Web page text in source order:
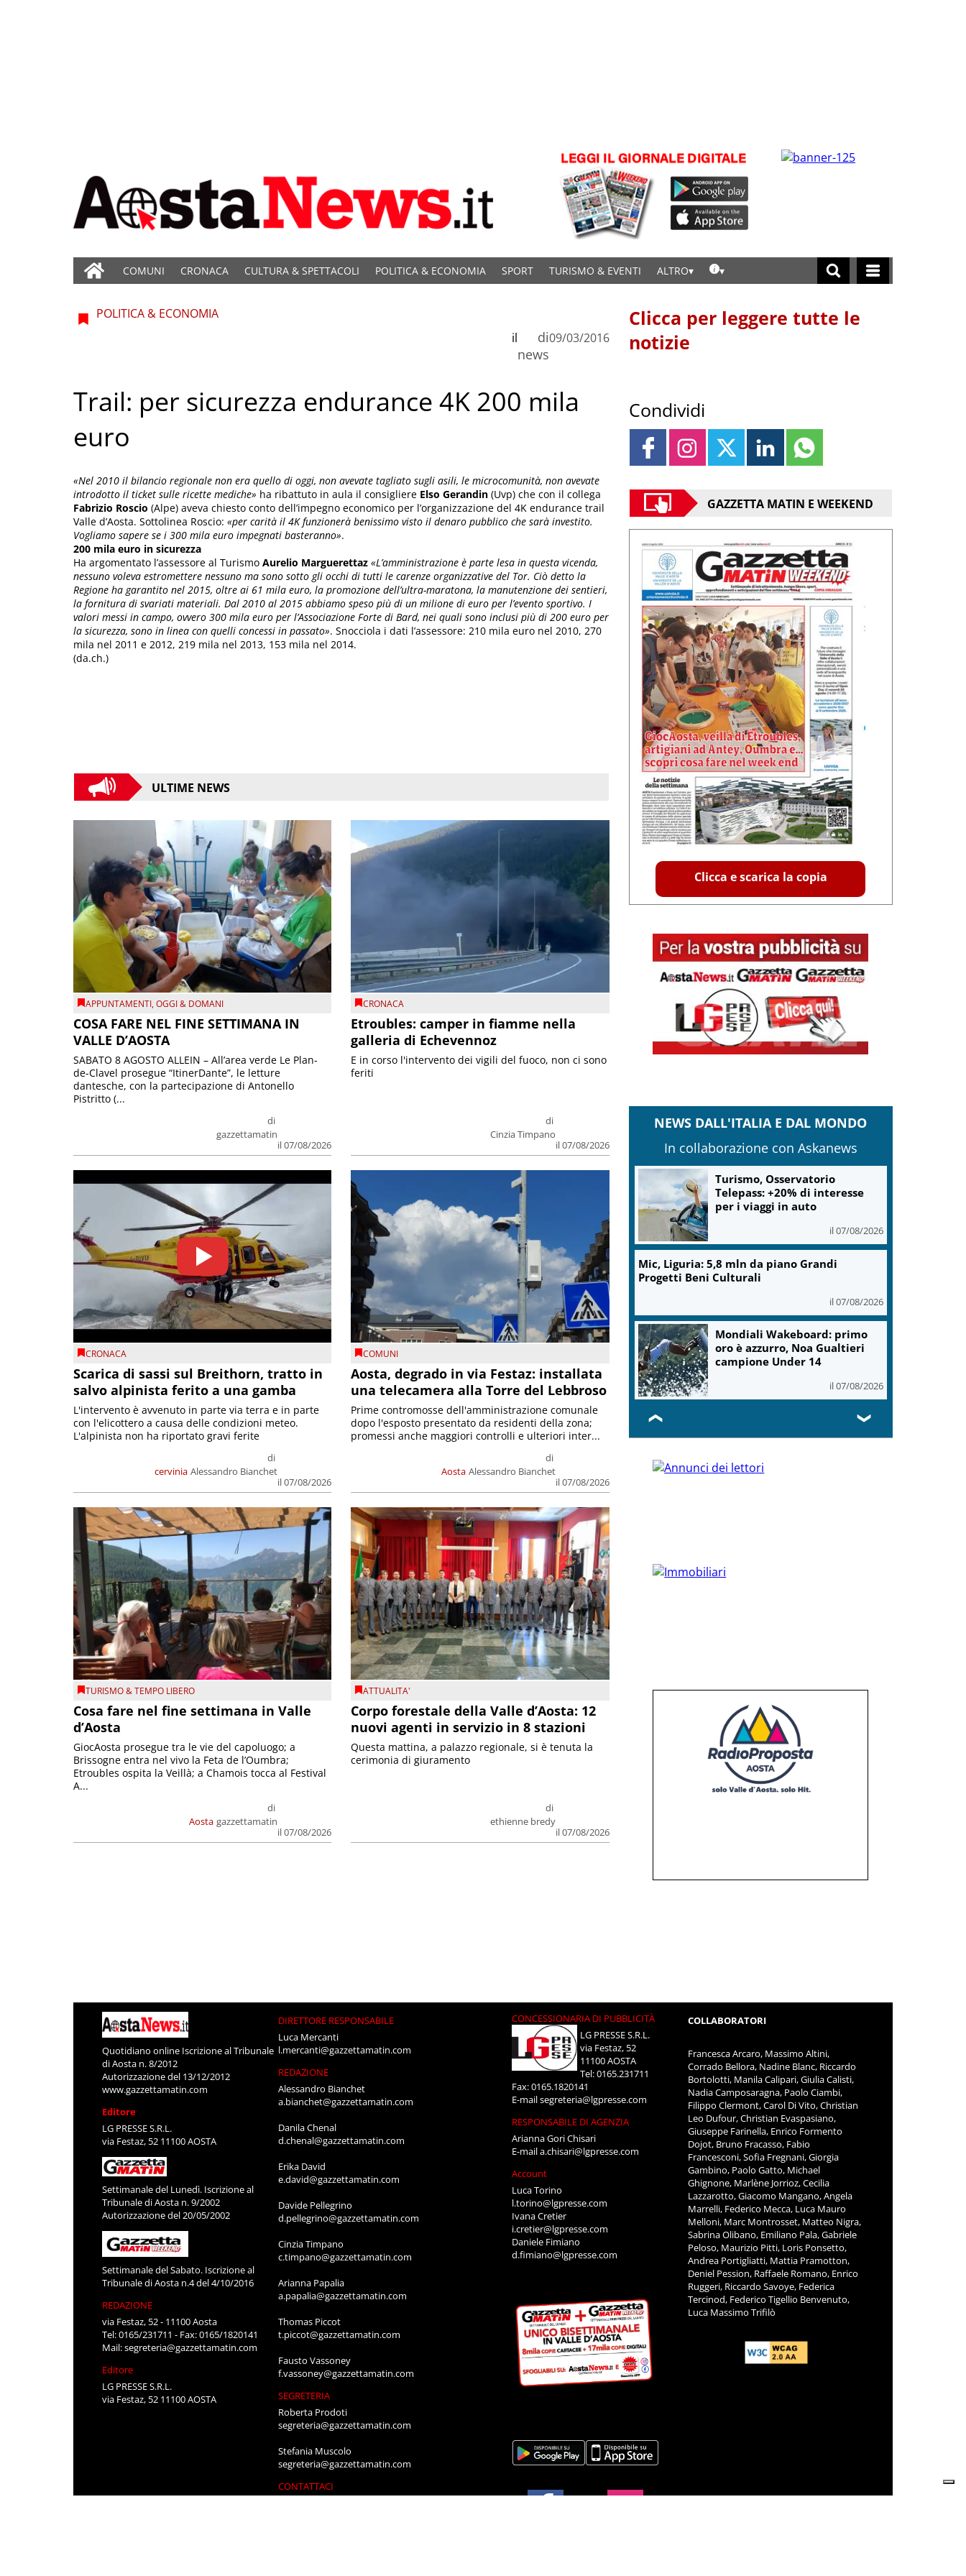
COMUNI CRONACA CULTURA & SPETTACOLI POLITICA & ECONOMIA SPORT TURISMO & EVENTI ALTRO
POLITICA & ECONOMIA
di
news
il 09/03/2016
Trail: per sicurezza endurance 4K 200 mila
euro
«Nel 2010 il bilancio regionale non era quello di oggi, non avevate tagliato sugli asili, le microcomunità, non avevate
introdotto il ticket sulle ricette mediche» ha ribattuto in aula il consigliere Elso Gerandin (Uvp) che con il collega
Fabrizio Roscio (Alpe) aveva chiesto conto dell’impegno economico per l’organizzazione del 4K endurance trail
Valle d’Aosta. Sottolinea Roscio: «per carità il 4K funzionerà benissimo visto il denaro pubblico che sarà investito.
Vogliamo sapere se i 300 mila euro impegnati basteranno».
200 mila euro in sicurezza
Ha argomentato l’assessore al Turismo Aurelio Marguerettaz «L’amministrazione è parte lesa in questa vicenda,
nessuno voleva estromettere nessuno ma sono sotto gli occhi di tutti le carenze organizzative del Tor. Ciò detto la
Regione ha garantito nel 2015, oltre ai 61 mila euro, la promozione dell’ultra-maratona, la manutenzione dei sentieri,
la fornitura di svariati materiali. Dal 2010 al 2015 abbiamo speso più di un milione di euro per l’evento sportivo. I
valori messi in campo, ovvero 300 mila euro per l’Associazione Forte di Bard, nei quali sono inclusi più di 200 euro per
la sicurezza, sono in linea con quelli concessi in passato». Snocciola i dati l’assessore: 210 mila euro nel 2010, 270
mila nel 2011 e 2012, 219 mila nel 2013, 153 mila nel 2014.
(da.ch.)
ULTIME NEWS
APPUNTAMENTI,OGGI & DOMANI
COSA FARE NEL FINE SETTIMANA IN
VALLE D’AOSTA
di
gazzettamatin
il 07/08/2026
SABATO 8 AGOSTO ALLEIN – All’area verde Le Plan-
de-Clavel prosegue “ItinerDante”, le letture
dantesche, con la partecipazione di Antonello
Pistritto (...
CRONACA
Etroubles: camper in fiamme nella
galleria di Echevennoz
di
Cinzia Timpano
il 07/08/2026
E in corso l'intervento dei vigili del fuoco, non ci sono
feriti
CRONACA
Scarica di sassi sul Breithorn, tratto in
salvo alpinista ferito a una gamba
cervinia
di
Alessandro Bianchet
il 07/08/2026
L'intervento è avvenuto in parte via terra e in parte
con l'elicottero a causa delle condizioni meteo.
L'alpinista non ha riportato gravi ferite
COMUNI
Aosta, degrado in via Festaz: installata
una telecamera alla Torre del Lebbroso
Aosta
di
Alessandro Bianchet
il 07/08/2026
Prime contromosse dell'amministrazione comunale
dopo l'esposto presentato da residenti della zona;
promessi anche maggiori controlli e ulteriori inter...
TURISMO & TEMPO LIBERO
Cosa fare nel fine settimana in Valle
d’Aosta
Aosta
di
gazzettamatin
il 07/08/2026
GiocAosta prosegue tra le vie del capoluogo; a
Brissogne entra nel vivo la Feta de l’Oumbra;
Etroubles ospita la Veillà; a Chamois tocca al Festival
A...
ATTUALITA'
Corpo forestale della Valle d’Aosta: 12
nuovi agenti in servizio in 8 stazioni
di
ethienne bredy
il 07/08/2026
Questa mattina, a palazzo regionale, si è tenuta la
cerimonia di giuramento
Clicca per leggere tutte le
notizie
Condividi
GAZZETTA MATIN E WEEKEND
Clicca e scarica la copia
NEWS DALL'ITALIA E DAL MONDO
In collaborazione con Askanews
Turismo, Osservatorio
Telepass: +20% di interesse
per i viaggi in auto
il 07/08/2026
Mic, Liguria: 5,8 mln da piano Grandi
Progetti Beni Culturali
il 07/08/2026
Mondiali Wakeboard: primo
oro è azzurro, Noa Gualtieri
campione Under 14
il 07/08/2026
❮ ❯
Quotidiano online Iscrizione al Tribunale
di Aosta n. 8/2012
Autorizzazione del 13/12/2012
www.gazzettamatin.com
Editore
LG PRESSE S.R.L.
via Festaz, 52 11100 AOSTA
Settimanale del Lunedì. Iscrizione al
Tribunale di Aosta n. 9/2002
Autorizzazione del 20/05/2002
Settimanale del Sabato. Iscrizione al
Tribunale di Aosta n.4 del 4/10/2016
REDAZIONE
via Festaz, 52 - 11100 Aosta
Tel: 0165/231711 - Fax: 0165/1820141
Mail:segreteria@gazzettamatin.com
Editore
LG PRESSE S.R.L.
via Festaz, 52 11100 AOSTA
DIRETTORE RESPONSABILE
Luca Mercanti
l.mercanti@gazzettamatin.com
REDAZIONE
Alessandro Bianchet
a.bianchet@gazzettamatin.com
Danila Chenal
d.chenal@gazzettamatin.com
Erika David
e.david@gazzettamatin.com
Davide Pellegrino
d.pellegrino@gazzettamatin.com
Cinzia Timpano
c.timpano@gazzettamatin.com
Arianna Papalia
a.papalia@gazzettamatin.com
Thomas Piccot
t.piccot@gazzettamatin.com
Fausto Vassoney
f.vassoney@gazzettamatin.com
SEGRETERIA
Roberta Prodoti
segreteria@gazzettamatin.com
Stefania Muscolo
segreteria@gazzettamatin.com
CONTATTACI
CONCESSIONARIA DI PUBBLICITÀ
LG PRESSE S.R.L.
via Festaz, 52
11100 AOSTA
Tel: 0165.231711
Fax: 0165.1820141
E-mailsegreteria@lgpresse.com
RESPONSABILE DI AGENZIA
Arianna Gori Chisari
E-maila.chisari@lgpresse.com
Account
Luca Torino
l.torino@lgpresse.com
Ivana Cretier
i.cretier@lgpresse.com
Daniele Fimiano
d.fimiano@lgpresse.com
COLLABORATORI
Francesca Arcaro, Massimo Altini,
Corrado Bellora, Nadine Blanc, Riccardo
Bortolotti, Manila Calipari, Giulia Calisti,
Nadia Camposaragna, Paolo Ciambi,
Filippo Clermont, Carol Di Vito, Christian
Leo Dufour, Christian Evaspasiano,
Giuseppe Farinella, Enrico Formento
Dojot, Bruno Fracasso, Fabio
Francesconi, Sofia Fregnani, Giorgia
Gambino, Paolo Gatto, Michael
Ghignone, Marlène Jorrioz, Cecilia
Lazzarotto, Giacomo Mangano, Angela
Marrelli, Federico Mecca, Luca Mauro
Melloni, Marc Montrosset, Matteo Nigra,
Sabrina Olibano, Emiliano Pala, Gabriele
Peloso, Maurizio Pitti, Loris Ponsetto,
Andrea Portigliatti, Mattia Pramotton,
Deniel Pession, Raffaele Romano, Enrico
Ruggeri, Riccardo Savoye, Federica
Tercinod, Federico Tigellio Benvenuto,
Luca Massimo Trifilò